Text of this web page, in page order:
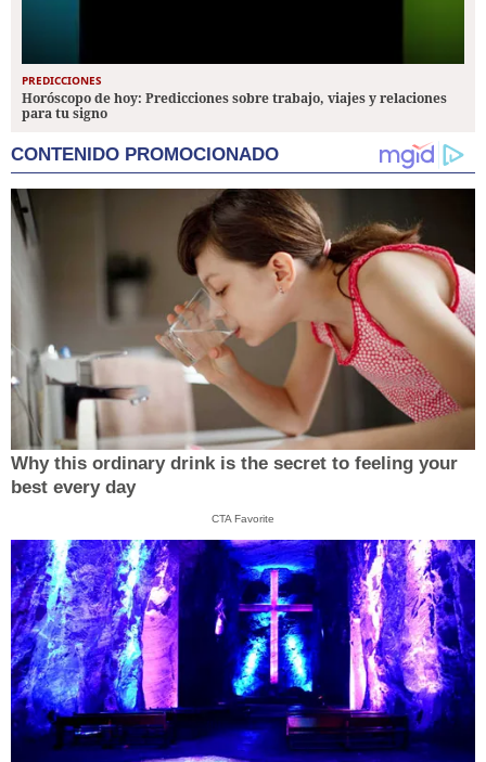
PREDICCIONES
Horóscopo de hoy: Predicciones sobre trabajo, viajes y relaciones
para tu signo
CONTENIDO PROMOCIONADO
Why this ordinary drink is the secret to feeling your
best every day
CTA Favorite